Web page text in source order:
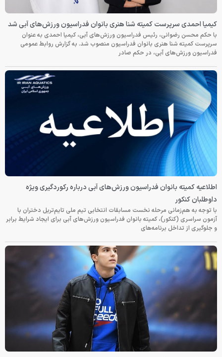
کیمیا احمدی سرپرست کمیته شنا هنری بانوان فدراسیون ورزش‌های آبی شد
با حکم محسن رضوانی، رئیس فدراسیون ورزش‌های آبی، کیمیا احمدی به عنوان
سرپرست کمیته شنا هنری بانوان فدراسیون منصوب شد. به گزارش روابط عمومی
فدراسیون ورزش‌های آبی، در حکم صادر
اطلاعیه کمیته بانوان فدراسیون ورزش‌های آبی درباره رکوردگیری ویژه
داوطلبان کنکور
با توجه به هم‌زمانی مرحله نخست مسابقات انتخابی تیم ملی تایم‌تریل دختران با
آزمون سراسری (کنکور)، کمیته بانوان فدراسیون ورزش‌های آبی برای ایجاد شرایط برابر
و جلوگیری از تداخل برنامه‌های